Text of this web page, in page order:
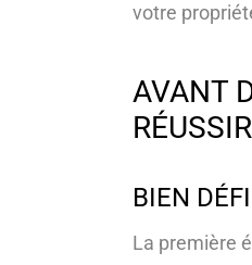
votre
AVANT
BIEN
La première